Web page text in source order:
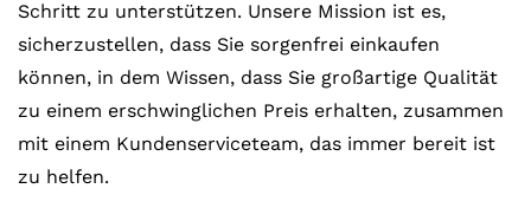
Schritt zu unterstützen. Unsere Mission ist es,
sicherzustellen, dass Sie sorgenfrei einkaufen
können, in dem Wissen, dass Sie großartige Qualität
zu einem erschwinglichen Preis erhalten, zusammen
mit einem Kundenserviceteam, das immer bereit ist
zu helfen.